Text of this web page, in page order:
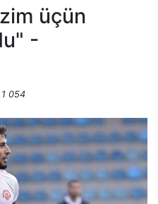
üçün
-
1 054